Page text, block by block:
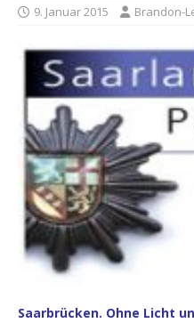
9. Januar 2015 Brandon-
Saarbrücken. Ohne Licht